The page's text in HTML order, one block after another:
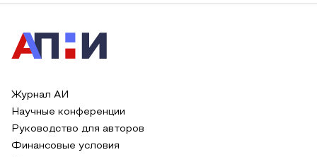
Журнал АИ
Научные конференции
Руководство для авторов
Финансовые условия